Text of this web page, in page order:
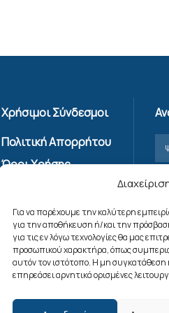
Για να παρέχουμε την καλύτερη
για την αποθήκευση ή/και την
για τις εν λόγω τεχνολογίες θα μας
προσωπικού χαρακτήρα, όπως
αυτόν τον ιστότοπο. Η μη
επηρεάσει αρνητικά ορισμένες
Χρήσιμοι Σύνδεσμοι
Πολιτική Απορρήτου
Όροι Χρήσης
Πολιτική Cookies
(ΕΕ)